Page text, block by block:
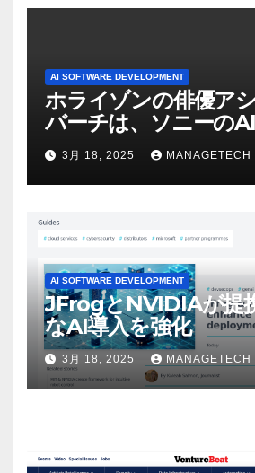
AI SOFTWARE DEVELOPMENT
ホライゾンの俳優ア
バーチは、ソニーの
ビデオを見て「ゲーム
マンスという芸術形式
感じた」と語る – IGN
3月 18, 2025 MANAGETECH
AI SOFTWARE DEVELOPMENT
JFrogとNVIDIAが提
なAI導入を強化
3月 18, 2025 MANAGETECH